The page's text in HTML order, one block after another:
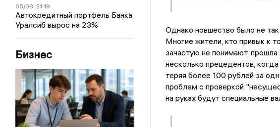
05/08 21:19
Автокредитный портфель Банка
Уралсиб вырос на 23%
Бизнес
Однако новшество было не
Многие жители, кто привык к
зачастую не понимают,
несколько прецедентов,
теряя более 100 рублей за
проблем с проверкой
на руках будут специальные